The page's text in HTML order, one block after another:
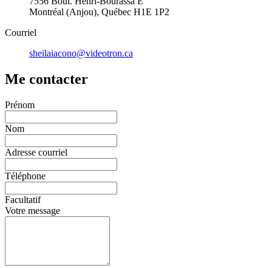
Montréal (Anjou), Québec H1E 1P2
Courriel
sheilaiacono@videotron.ca
Me contacter
Prénom
Nom
Adresse courriel
Téléphone
Facultatif
Votre message